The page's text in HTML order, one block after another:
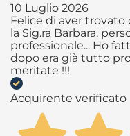
10 Luglio 2026
Felice di aver
la Sig.ra Barbara,
professionale... Ho
dopo era già tutto
meritate !!!
Acquirente verificato